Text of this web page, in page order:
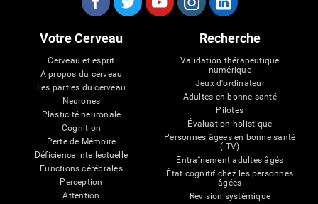
Votre Cerveau
Cerveau et esprit
A propos du cerveau
Les parties du cerveau
Neurones
Plasticité neuronale
Cognition
Perte de Mémoire
Déficience intellectuelle
Functions cérébrales
Perception
Attention
Recherche
Validation thérapeutique
numérique
Jeux d'ordinateur
Adultes en bonne santé
Pilotes
Évaluation holistique
Personnes âgées en bonne santé
(iTV)
Entraînement adultes âgés
État cognitif chez les personnes
âgées
Révision systémique